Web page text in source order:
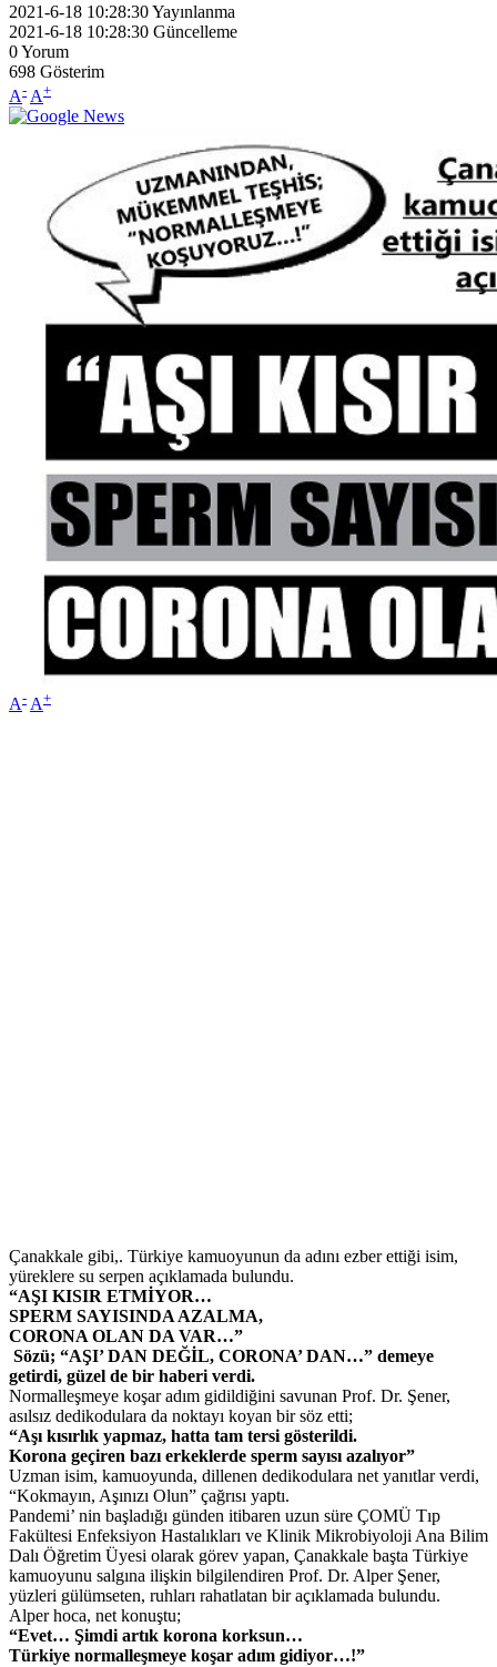
2021-6-18 10:28:30Yayınlanma
2021-6-18 10:28:30 Güncelleme
0Yorum
698 Gösterim
A- A+
A- A+
Çanakkale gibi,. Türkiye kamuoyunun da adını ezber ettiği isim,
yüreklere su serpen açıklamada bulundu.
“AŞI KISIR ETMİYOR…
SPERM SAYISINDA AZALMA,
CORONA OLAN DA VAR…”
Sözü; “AŞI’ DAN DEĞİL, CORONA’ DAN…” demeye
getirdi, güzel de bir haberi verdi.
Normalleşmeye koşar adım gidildiğini savunan Prof. Dr. Şener,
asılsız dedikodulara da noktayı koyan bir söz etti;
“Aşı kısırlık yapmaz, hatta tam tersi gösterildi.
Korona geçiren bazı erkeklerde sperm sayısı azalıyor”
Uzman isim, kamuoyunda, dillenen dedikodulara net yanıtlar verdi,
“Kokmayın, Aşınızı Olun” çağrısı yaptı.
Pandemi’ nin başladığı günden itibaren uzun süre ÇOMÜ Tıp
Fakültesi Enfeksiyon Hastalıkları ve Klinik Mikrobiyoloji Ana Bilim
Dalı Öğretim Üyesi olarak görev yapan, Çanakkale başta Türkiye
kamuoyunu salgına ilişkin bilgilendiren Prof. Dr. Alper Şener,
yüzleri gülümseten, ruhları rahatlatan bir açıklamada bulundu.
Alper hoca, net konuştu;
“Evet… Şimdi artık korona korksun…
Türkiye normalleşmeye koşar adım gidiyor…!”